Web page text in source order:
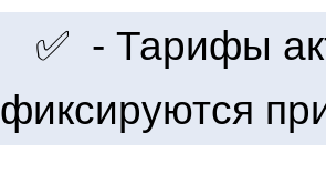
✅ - Тарифы
фиксируются